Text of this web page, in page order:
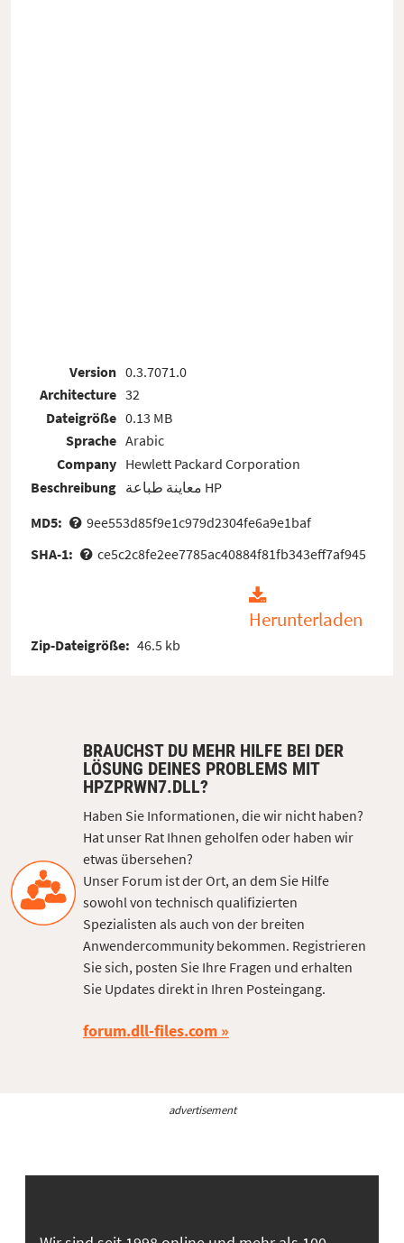
Version
Architecture
Dateigröße
Sprache
Company
Beschreibung
0.3.7071.0
32
0.13 MB
Arabic
Hewlett Packard Corporation
معاينة طباعة HP
MD5:
9ee553d85f9e1c979d2304fe6a9e1baf
SHA-1:
ce5c2c8fe2ee7785ac40884f81fb343eff7af945
Herunterladen
Zip-Dateigröße: 46.5 kb
BRAUCHST DU MEHR HILFE BEI DER
LÖSUNG DEINES PROBLEMS MIT
HPZPRWN7.DLL?
Haben Sie Informationen, die wir nicht haben?
Hat unser Rat Ihnen geholfen oder haben wir
etwas übersehen?
Unser Forum ist der Ort, an dem Sie Hilfe
sowohl von technisch qualifizierten
Spezialisten als auch von der breiten
Anwendercommunity bekommen. Registrieren
Sie sich, posten Sie Ihre Fragen und erhalten
Sie Updates direkt in Ihren Posteingang.
forum.dll-files.com
advertisement